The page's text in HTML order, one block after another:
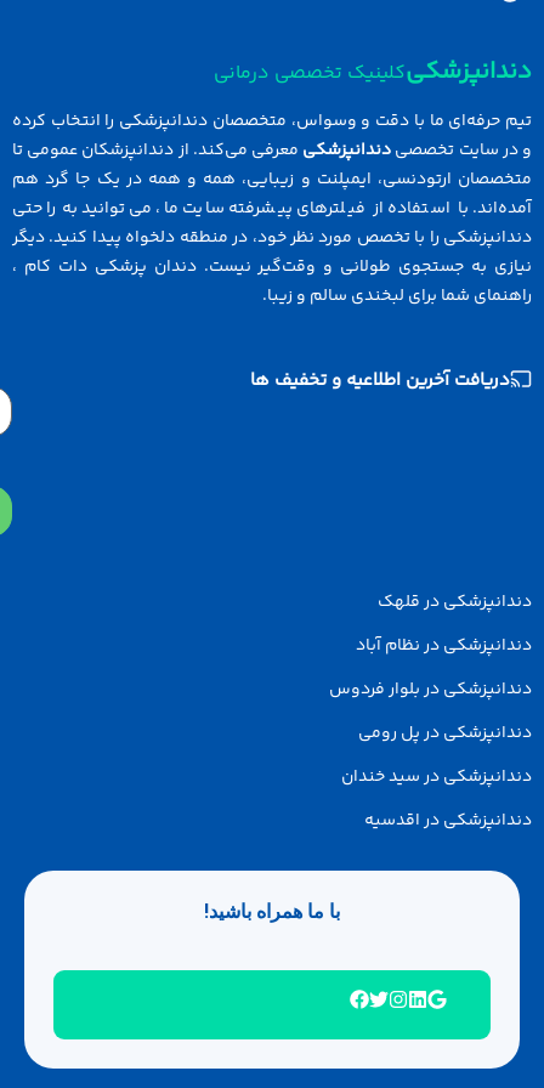
کلینیک تخصصی درمانی
حرفه‌ای ما با دقت و وسواس، متخصصان دندانپزشکی را انتخاب کرده
سایت تخصصیدندانپزشکیمعرفی می‌کند. از دندانپزشکان عمومی تا
ارتودنسی، ایمپلنت و زیبایی، همه و همه در یک جا گرد هم
با استفاده از فیلترهای پیشرفته سایت ما، می‌توانید به راحتی
را با تخصص مورد نظر خود، در منطقه دلخواه پیدا کنید. دیگر
به جستجوی طولانی و وقت‌گیر نیست. دندان پزشکی دات کام ،
شما برای لبخندی سالم و زیبا.
دریافت آخرین اطلاعیه و تخفیف ها
در قلهک
در نظام آباد
در بلوار فردوس
در پل رومی
در سید خندان
در اقدسیه
با ما همراه باشید!